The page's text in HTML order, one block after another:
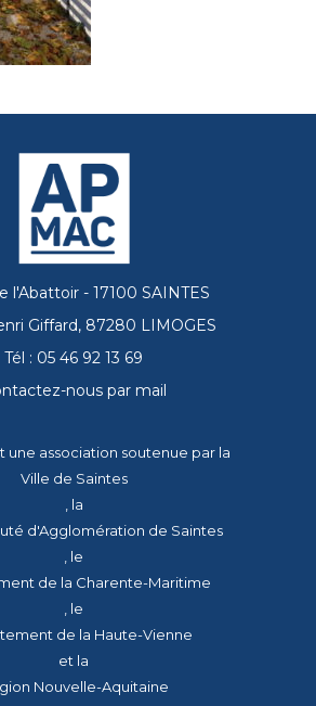
l'Abattoir - 17100 SAINTES
Giffard, 87280 LIMOGES
Tél : 05 46 92 13 69
nous par mail
une association soutenue par la
Ville de Saintes
, la
d'Agglomération de Saintes
, le
de la Charente-Maritime
, le
de la Haute-Vienne
et la
Nouvelle-Aquitaine